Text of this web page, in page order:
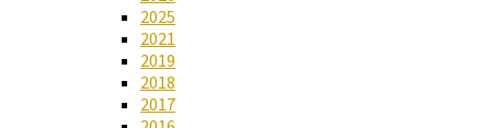
2025
2021
2019
2018
2017